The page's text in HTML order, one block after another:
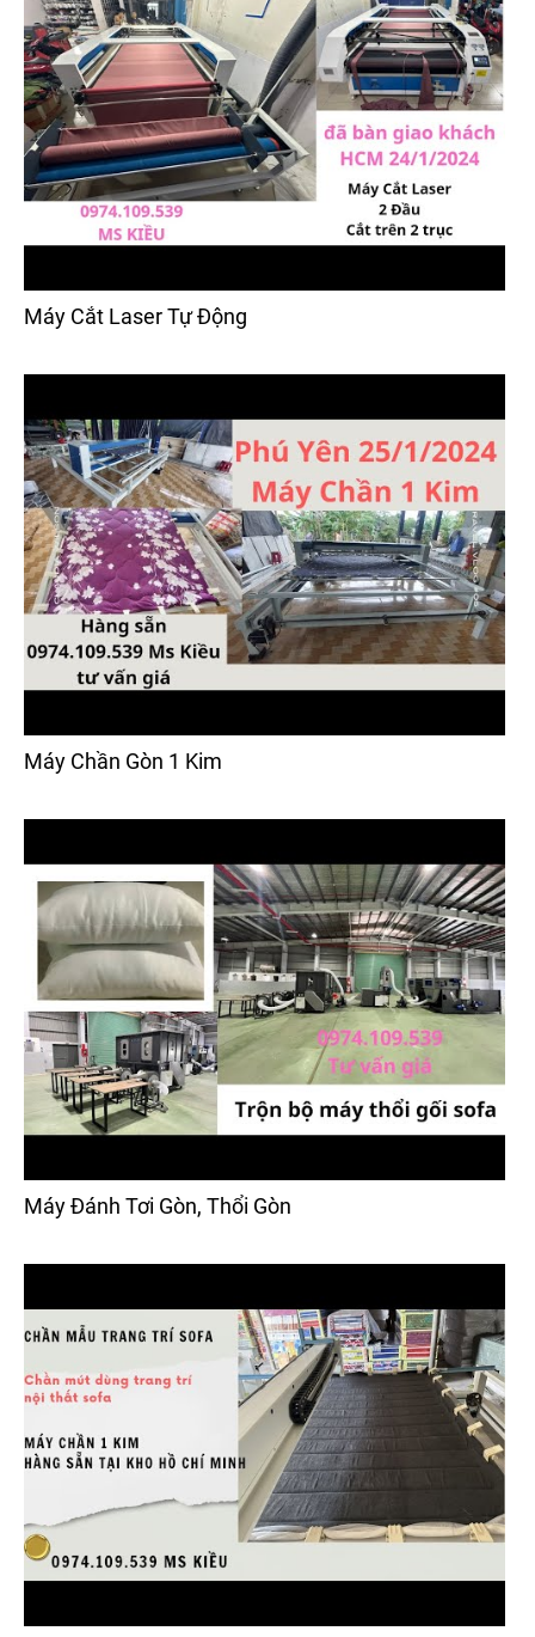
Máy Cắt Laser Tự Động
Máy Chần Gòn 1 Kim
Máy Đánh Tơi Gòn, Thổi Gòn